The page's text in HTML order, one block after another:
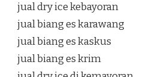
jual dry ice kebayoran
jual biang es karawang
jual biang es kaskus
jual biang es krim